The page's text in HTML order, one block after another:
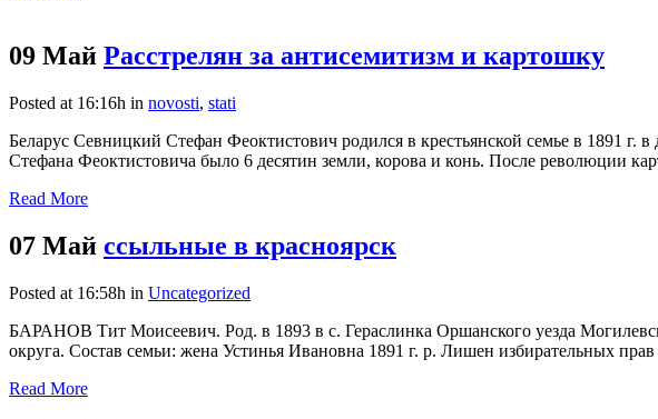
09 Май Расстрелян за антисемитизм и картошку
Posted at 16:16h in novosti, stati
Беларус Севницкий Стефан Феоктистович родился в крестьянской семье в 1891 г.
Стефана Феоктистовича было 6 десятин земли, корова и конь. После революции
Read More
07 Май ссыльные в красноярск
Posted at 16:58h in Uncategorized
БАРАНОВ Тит Моисеевич. Род. в 1893 в с. Гераслинка Оршанского уезда
округа. Состав семьи: жена Устинья Ивановна 1891 г. р. Лишен избирательных
Read More